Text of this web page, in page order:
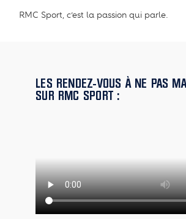
RMC Sport, c’est la passion qui parle.
LES RENDEZ-VOUS À NE PAS
SUR RMC SPORT :